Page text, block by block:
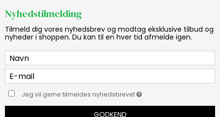
Nyhedstilmelding
Tilmeld dig vores nyhedsbrev og modtag eksklusive tilbud og
nyheder i shoppen. Du kan til en hver tid afmelde igen.
Jeg vil gerne tilmeldes nyhedsbrevet
GODKEND